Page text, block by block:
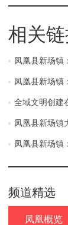
相关
凤凰县新场镇
凤凰县新场镇
全域文明创建
凤凰县新场镇
凤凰县新场镇
频道精选
凤凰概览